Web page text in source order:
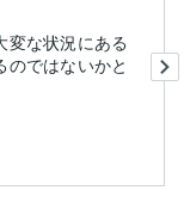
変な状況にある
のではないかと